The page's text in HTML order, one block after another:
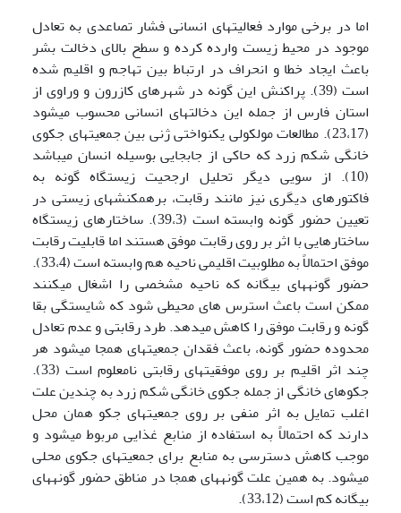
اما در برخی موارد فعالیت­های انسانی فشار تصاعدی به تعادل
موجود در محیط زیست وارده کرده و سطح بالای دخالت بشر
باعث ایجاد خطا و انحراف در ارتباط بین تهاجم و اقلیم شده
است (39). پراکنش این گونه در شهرهای کازرون و وراوی از
استان فارس از جمله این دخالت­های انسانی محسوب می­شود
(23،17). مطالعات مولکولی یکنواختی ژنی بین جمعیت­های جکوی
خانگی شکم زرد که حاکی از جابجایی بوسیله انسان می­باشد
(10). از سویی دیگر تحلیل ارجحیت زیستگاه گونه به
فاکتورهای دیگری نیز مانند رقابت، برهمکنش­های زیستی در
تعیین حضور گونه وابسته است (39،3). ساختارهای زیستگاه
ساختارهایی با اثر بر روی رقابت موفق هستند اما قابلیت رقابت
موفق احتمالاً به مطلوبیت اقلیمی ناحیه هم وابسته است (33،4).
حضور گونه­های بیگانه که ناحیه مشخصی را اشغال می­کنند
ممکن است باعث استرس های محیطی شود که شایستگی بقا
گونه و رقابت موفق را کاهش می­دهد. طرد رقابتی و عدم تعادل
محدوده حضور گونه، باعث فقدان جمعیت­های هم­جا می­شود هر
چند اثر اقلیم بر روی موفقیت­های رقابتی نامعلوم است (33).
جکوهای خانگی از جمله جکوی خانگی شکم زرد به چندین علت
اغلب تمایل به اثر منفی بر روی جمعیت­های جکو همان محل
دارند که احتمالاً به استفاده از منابع غذایی مربوط می­شود و
موجب کاهش دسترسی به منابع برای جمعیت­های جکوی محلی
می­شود. به همین علت گونه­های هم­جا در مناطق حضور گونه­های
بیگانه کم است (33،12).